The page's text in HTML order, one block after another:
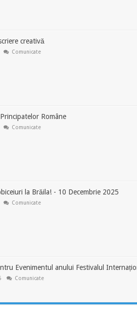
creativă
Comunicate
Române
Comunicate
la Brăila! - 10 Decembrie 2025
Comunicate
Evenimentul anului Festivalul
Comunicate